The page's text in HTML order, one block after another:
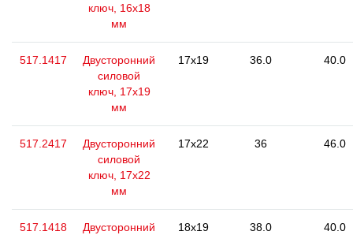
ключ, 16x18
мм
517.1417
Двусторонний
силовой
ключ, 17x19
мм
17x19 36.0 40.0
517.2417
Двусторонний
силовой
ключ, 17x22
мм
17x22 36 46.0
517.1418
Двусторонний
18x19 38.0 40.0